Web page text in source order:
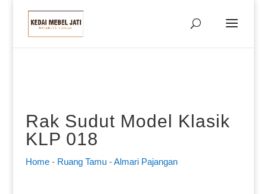
Rak Sudut Model Klasik
KLP 018
Home- Ruang Tamu-Almari Pajangan